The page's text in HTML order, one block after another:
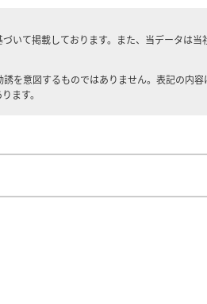
いて掲載しております。また、当データは
を意図するものではありません。表記の内
ます。